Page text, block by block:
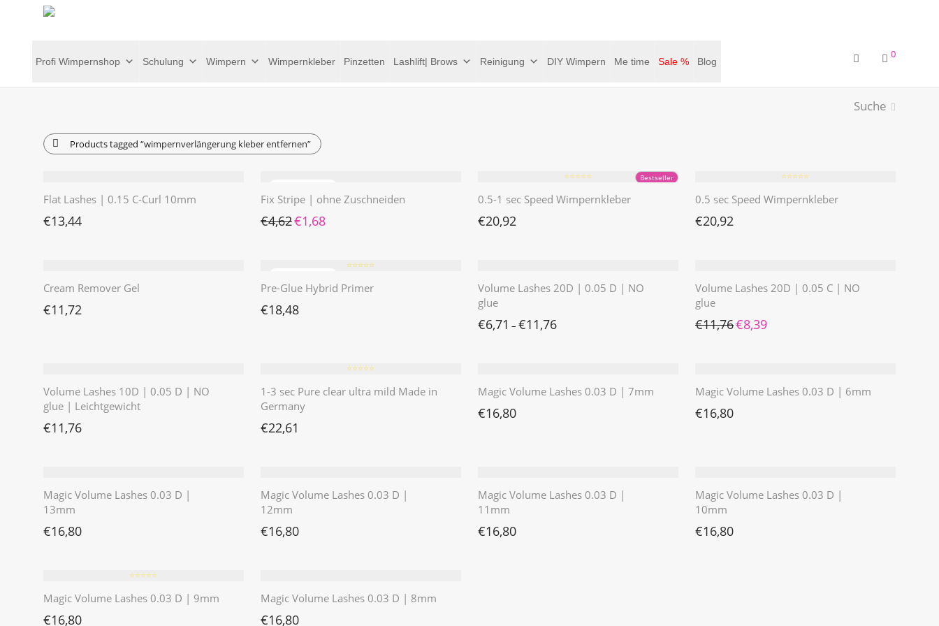
Profi Wimpernshop Schulung Wimpern Wimpernkleber Pinzetten Lashlift| Brows Reinigung DIY Wimpern Me time Sale % Blog
0
Suche
Products tagged “wimpernverlängerung kleber entfernen”
Flat Lashes | 0.15 C-Curl 10mm
€13,44
Fix Stripe | ohne Zuschneiden
€4,62 Ursprünglicher Preis war: €4,62
€1,68
Bestseller
⭐️⭐️⭐️⭐️⭐️
0.5-1 sec Speed Wimpernkleber
€20,92
⭐️⭐️⭐️⭐️⭐️
0.5 sec Speed Wimpernkleber
€20,92
Cream Remover Gel
€11,72
⭐️⭐️⭐️⭐️⭐️
Pre-Glue Hybrid Primer
€18,48
Volume Lashes 20D | 0.05 D | NO
glue
€6,71 – €11,76
Volume Lashes 20D | 0.05 C | NO
glue
€11,76 Ursprünglicher Preis war: €11,76
€8,39Aktueller Preis ist: €8,39.
Volume Lashes 10D | 0.05 D | NO
glue | Leichtgewicht
€11,76
⭐️⭐️⭐️⭐️⭐️
1-3 sec Pure clear ultra mild Made in
Germany
€22,61
Magic Volume Lashes 0.03 D | 7mm
€16,80
Magic Volume Lashes 0.03 D | 6mm
€16,80
Magic Volume Lashes 0.03 D |
13mm
€16,80
Magic Volume Lashes 0.03 D |
12mm
€16,80
Magic Volume Lashes 0.03 D |
11mm
€16,80
Magic Volume Lashes 0.03 D |
10mm
€16,80
⭐️⭐️⭐️⭐️⭐️
Magic Volume Lashes 0.03 D | 9mm
€16,80
Magic Volume Lashes 0.03 D | 8mm
€16,80